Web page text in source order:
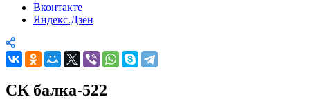
Вконтакте
Яндекс.Дзен
СК балка-522